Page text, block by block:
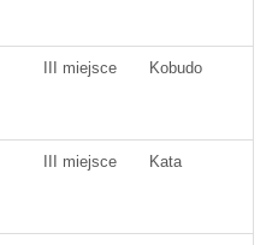
III miejsce Kobudo
III miejsce Kata